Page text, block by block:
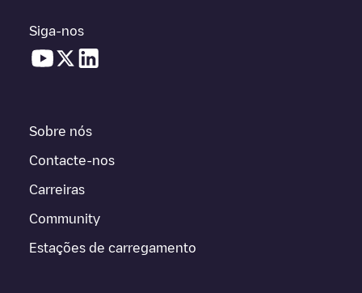
Siga-nos
Sobre nós
Contacte-nos
Carreiras
Community
Estações de carregamento